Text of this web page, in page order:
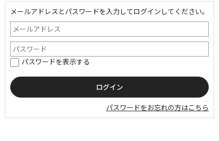
メールアドレスとパスワードを入力してログインしてください。
パスワードを表示する
パスワードをお忘れの方はこちら